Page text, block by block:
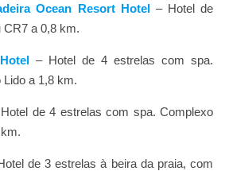
Ocean Resort Hotel– Hotel de
a 0,8 km.
– Hotel de 4 estrelas com spa.
a 1,8 km.
de 4 estrelas com spa. Complexo
de 3 estrelas à beira da praia, com